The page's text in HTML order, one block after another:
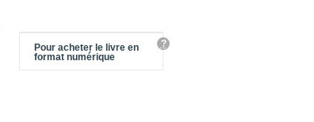
Pour acheter le livre en
format numérique
?